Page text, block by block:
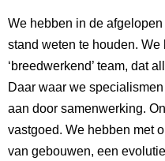
We hebben in de
stand weten te houden.
‘breedwerkend’ team, dat
Daar waar we
aan door samenwerking.
vastgoed. We hebben met
van gebouwen, een